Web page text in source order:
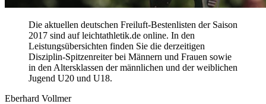
Die aktuellen deutschen Freiluft-Bestenlisten der Saison
2017 sind auf leichtathletik.de online. In den
Leistungsübersichten finden Sie die derzeitigen
Disziplin-Spitzenreiter bei Männern und Frauen sowie
in den Altersklassen der männlichen und der weiblichen
Jugend U20 und U18.
Eberhard Vollmer